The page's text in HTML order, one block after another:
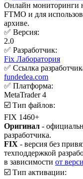
Онлайн мониторинги
FTMO и для
архиве.
✅ Версия:
2.0
✅ Разработчик:
Fix Лаборатория
✅ Ссылка
fundedea.com
✅ Платформа:
MetaTrader 4
☑️ Тип файлов:
FIX 1460+
Оригинал -
разработчика.
FIX - версия без
техподдержкой
в зависимости от
☑️ Тип активации: